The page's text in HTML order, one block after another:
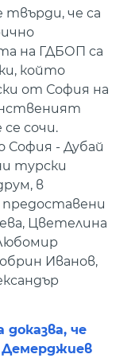
твърди, че са
на ГДБОП са
който
от София на
сочи.
София - Дубай
турски
в
Цветелина
Иванов,
че